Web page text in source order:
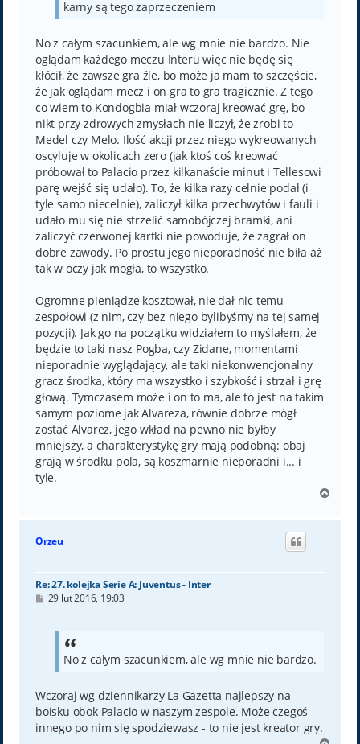
karny są tego zaprzeczeniem
No z całym szacunkiem, ale wg mnie nie bardzo. Nie
oglądam każdego meczu Interu więc nie będę się
kłócił, że zawsze gra źle, bo może ja mam to szczęście,
że jak oglądam mecz i on gra to gra tragicznie. Z tego
co wiem to Kondogbia miał wczoraj kreować grę, bo
nikt przy zdrowych zmysłach nie liczył, że zrobi to
Medel czy Melo. Ilość akcji przez niego wykreowanych
oscyluje w okolicach zero (jak ktoś coś kreować
próbował to Palacio przez kilkanaście minut i Tellesowi
parę wejść się udało). To, że kilka razy celnie podał (i
tyle samo niecelnie), zaliczył kilka przechwytów i fauli i
udało mu się nie strzelić samobójczej bramki, ani
zaliczyć czerwonej kartki nie powoduje, że zagrał on
dobre zawody. Po prostu jego nieporadność nie biła aż
tak w oczy jak mogła, to wszystko.
Ogromne pieniądze kosztował, nie dał nic temu
zespołowi (z nim, czy bez niego bylibyśmy na tej samej
pozycji). Jak go na początku widziałem to myślałem, że
będzie to taki nasz Pogba, czy Zidane, momentami
nieporadnie wyglądający, ale taki niekonwencjonalny
gracz środka, który ma wszystko i szybkość i strzał i grę
głową. Tymczasem może i on to ma, ale to jest na takim
samym poziome jak Alvareza, równie dobrze mógł
zostać Alvarez, jego wkład na pewno nie byłby
mniejszy, a charakterystykę gry mają podobną: obaj
grają w środku pola, są koszmarnie nieporadni i... i
tyle.
g
Orzeu
Re: 27. kolejka Serie A: Juventus - Inter
P29 lut 2016, 19:03
No z całym szacunkiem, ale wg mnie nie bardzo.
Wczoraj wg dziennikarzy La Gazetta najlepszy na
boisku obok Palacio w naszym zespole. Może czegoś
innego po nim się spodziewasz - to nie jest kreator gry.